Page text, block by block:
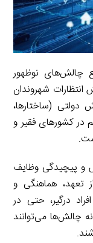
چالش‌های نوظهور
شهروندان
(ساختارها،
در کشورهای فقیر و
و پیچیدگی وظایف
تعهد، هماهنگی و
درگیر، حتی در
چالش‌ها می‌توانند